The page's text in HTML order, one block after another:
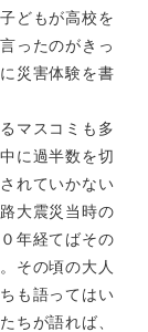
どもが高校を
ったのがきっ
災害体験を書
マスコミも多
に過半数を切
れていかない
大震災当時の
年経てばその
その頃の大人
も語ってはい
ちが語れば、